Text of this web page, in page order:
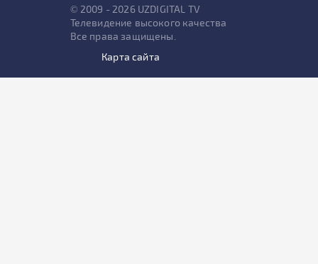
© 2009 - 2026 UZDIGITAL TV
Телевидение высокого качества
Все права защищены.
Карта сайта